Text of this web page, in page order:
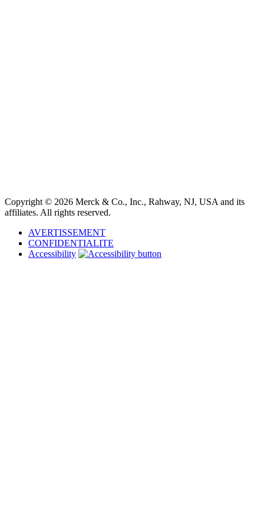
Copyright © 2026 Merck & Co., Inc., Rahway, NJ, USA and its
affiliates. All rights reserved.
AVERTISSEMENT
CONFIDENTIALITE
Accessibility